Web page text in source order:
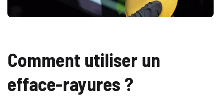
Comment utiliser un
efface-rayures ?